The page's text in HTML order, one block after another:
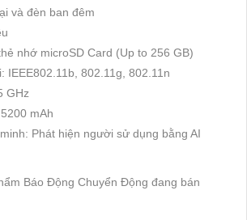
và đèn ban đêm
nhớ microSD Card (Up to 256 GB)
IEEE802.11b, 802.11g, 802.11n
GHz
mAh
Phát hiện người sử dụng bằng AI
Báo Động Chuyển Động đang bán